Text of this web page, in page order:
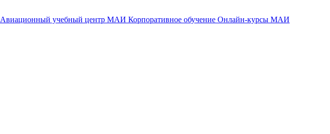
Авиационный учебный центр МАИ Корпоративное обучение Онлайн-курсы МАИ